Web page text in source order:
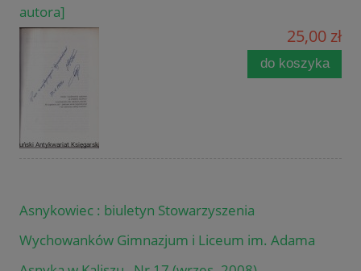
autora]
25,00 zł
do koszyka
Asnykowiec : biuletyn Stowarzyszenia
Wychowanków Gimnazjum i Liceum im. Adama